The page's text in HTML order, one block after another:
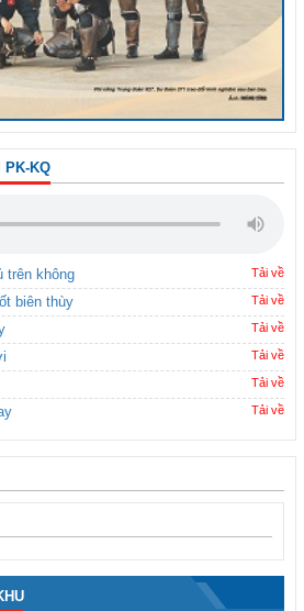
PK-KQ
trên không Tải về
biên thùy Tải về
Tải về
Tải về
Tải về
Tải về